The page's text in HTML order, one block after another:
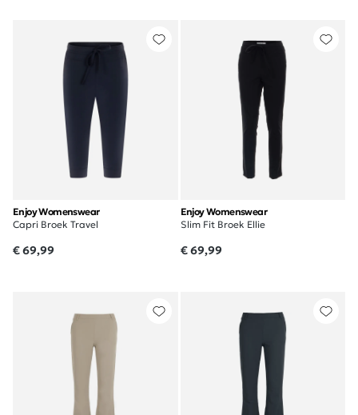
Enjoy Womenswear
Capri Broek Travel
€ 69,99
Enjoy Womenswear
Slim Fit Broek Ellie
€ 69,99